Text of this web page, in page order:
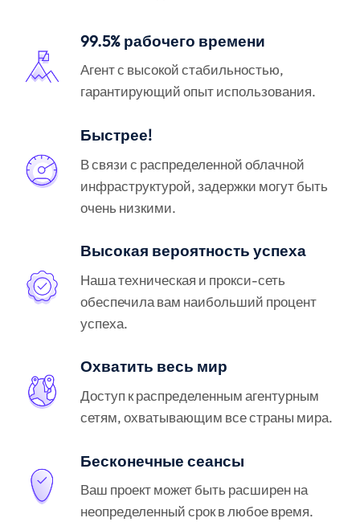
99.5% рабочего времени
Агент с высокой стабильностью,
гарантирующий опыт использования.
Быстрее!
В связи с распределенной облачной
инфраструктурой, задержки могут быть
очень низкими.
Высокая вероятность успеха
Наша техническая и прокси-сеть
обеспечила вам наибольший процент
успеха.
Охватить весь мир
Доступ к распределенным агентурным
сетям, охватывающим все страны мира.
Бесконечные сеансы
Ваш проект может быть расширен на
неопределенный срок в любое время.